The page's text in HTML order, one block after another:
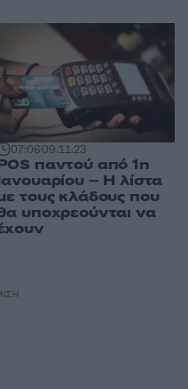
07:0609.11.23
παντού από 1η
– Η λίστα
τους κλάδους που
υποχρεούνται να